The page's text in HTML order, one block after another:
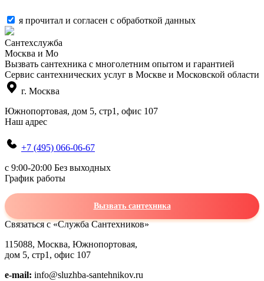
я прочитал и согласен с обработкой данных
Сантехслужба
Москва и Мо
Вызвать сантехника с многолетним опытом и гарантией
Сервис сантехнических услуг в Москве и Московской области
г. Москва
Южнопортовая, дом 5, стр1, офис 107
Наш адрес
+7 (495) 066-06-67
c 9:00-20:00 Без выходных
График работы
Вызвать сантехника
Связаться с «Служба Сантехников»
115088, Москва, Южнопортовая,
дом 5, стр1, офис 107
e-mail: info@sluzhba-santehnikov.ru